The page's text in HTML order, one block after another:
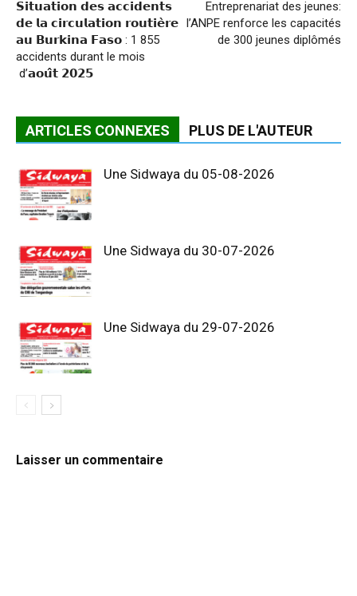
𝗦𝗶𝘁𝘂𝗮𝘁𝗶𝗼𝗻 𝗱𝗲𝘀 𝗮𝗰𝗰𝗶𝗱𝗲𝗻𝘁𝘀
𝗱𝗲 𝗹𝗮 𝗰𝗶𝗿𝗰𝘂𝗹𝗮𝘁𝗶𝗼𝗻 𝗿𝗼𝘂𝘁𝗶𝗲̀𝗿𝗲
𝗮𝘂 𝗕𝘂𝗿𝗸𝗶𝗻𝗮 𝗙𝗮𝘀𝗼 : 1 855
accidents durant le mois
d’𝗮𝗼𝘂̂𝘁 𝟮𝟬𝟮𝟱
Entreprenariat des jeunes:
l’ANPE renforce les capacités
de 300 jeunes diplômés
ARTICLES CONNEXES PLUS DE L'AUTEUR
Une Sidwaya du 05-08-2026
Une Sidwaya du 30-07-2026
Une Sidwaya du 29-07-2026
Laisser un commentaire